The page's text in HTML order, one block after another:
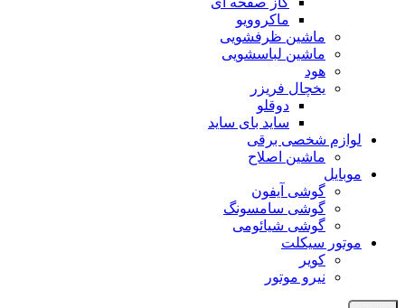
ماکروویو
ماشین ظرفشویی
ماشین لباسشویی
هود
یخچال فریزر
دوقلو
ساید بای ساید
لوازم شخصی برقی
ماشین اصلاح
موبایل
گوشی آیفون
گوشی سامسونگ
گوشی شیائومی
موتور سیکلت
کویر
نیرو موتور